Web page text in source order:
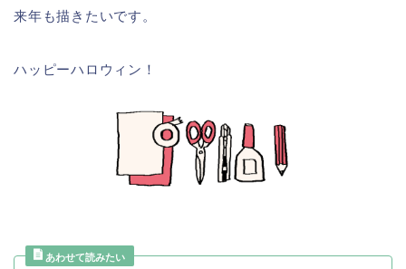
来年も描きたいです。
ハッピーハロウィン！